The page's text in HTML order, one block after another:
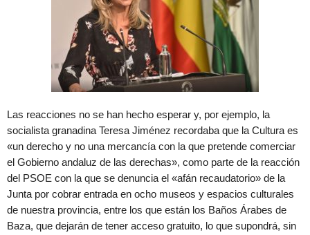
Las reacciones no se han hecho esperar y, por ejemplo, la
socialista granadina Teresa Jiménez recordaba que la Cultura es
«un derecho y no una mercancía con la que pretende comerciar
el Gobierno andaluz de las derechas», como parte de la reacción
del PSOE con la que se denuncia el «afán recaudatorio» de la
Junta por cobrar entrada en ocho museos y espacios culturales
de nuestra provincia, entre los que están los Baños Árabes de
Baza, que dejarán de tener acceso gratuito, lo que supondrá, sin